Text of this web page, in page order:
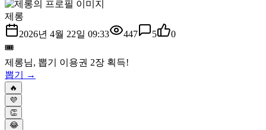
제롱
2026년 4월 22일 09:33
447 5
0
🎟️
제롱님, 뽑기 이용권 2장 획득!
뽑기 →
🔥
💜
👏
😂